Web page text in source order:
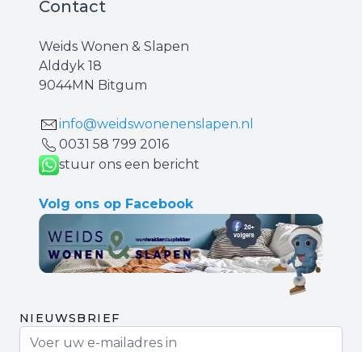
Contact
Weids Wonen & Slapen
Alddyk 18
9044MN Bitgum
info@weidswonenenslapen.nl
0031 ‪58 799 2016‬
stuur ons een bericht
Volg ons op Facebook
NIEUWSBRIEF